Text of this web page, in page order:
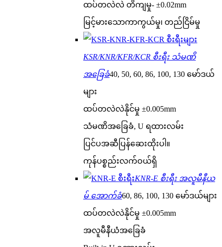
ထပ်တလဲလဲ တိကျမှု- ±0.02mm
မြင့်မားသောကာကွယ်မှု၊ တည်ငြိမ်မှု
KSR/KNR/KFR/KCR စီးရီး သံမဏိ
အခြေခံ40, 50, 60, 86, 100, 130 မော်ဒယ်
များ
ထပ်တလဲလဲနိုင်မှု ±0.005mm
သံမဏိအခြေခံ, U ရထားလမ်း
ပြင်ပအဆီပြန်ဆေးထိုးပါ။
ကုန်ပစ္စည်းလက်ဝယ်ရှိ
KNR-E စီးရီး အလူမီနီယ
မ် အောက်ခံ60, 86, 100, 130 မော်ဒယ်များ
ထပ်တလဲလဲနိုင်မှု ±0.005mm
အလူမီနီယံအခြေခံ